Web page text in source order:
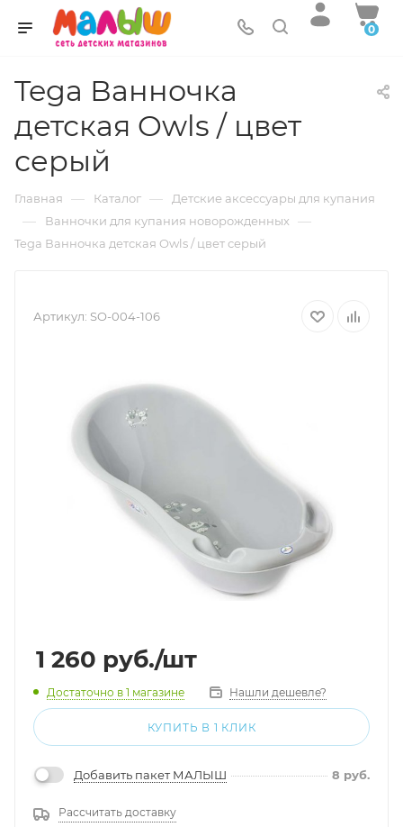
0
Tega Ванночка
детская Owls / цвет
серый
Главная — Каталог — Детские аксессуары для купания
— Ванночки для купания новорожденных —
Tega Ванночка детская Owls / цвет серый
Артикул: SO-004-106
1 260 руб./шт
Достаточно в 1 магазине Нашли дешевле?
КУПИТЬ В 1 КЛИК
Добавить пакет МАЛЫШ 8 руб.
Рассчитать доставку